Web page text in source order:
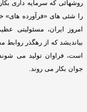
روشهائی که سرمایه داری
را شئی های «فرآورده های»
امروز ایران، مسئولیتی
بیاندیشد که از رهگذر
است، فراوان تولید می
جوان بکار می روند